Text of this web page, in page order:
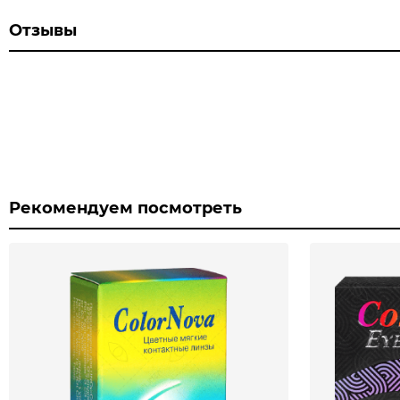
Отзывы
Рекомендуем посмотреть